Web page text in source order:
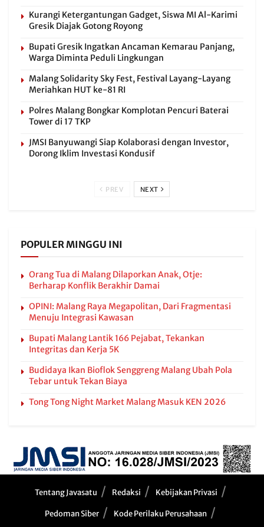
Kurangi Ketergantungan Gadget, Siswa MI Al-Karimi
Gresik Diajak Gotong Royong
Bupati Gresik Ingatkan Ancaman Kemarau Panjang,
Warga Diminta Peduli Lingkungan
Malang Solidarity Sky Fest, Festival Layang-Layang
Meriahkan HUT ke-81 RI
Polres Malang Bongkar Komplotan Pencuri Baterai
Tower di 17 TKP
JMSI Banyuwangi Siap Kolaborasi dengan Investor,
Dorong Iklim Investasi Kondusif
PREV NEXT
POPULER MINGGU INI
Orang Tua di Malang Dilaporkan Anak, Otje:
Berharap Konflik Berakhir Damai
OPINI: Malang Raya Megapolitan, Dari Fragmentasi
Menuju Integrasi Kawasan
Bupati Malang Lantik 166 Pejabat, Tekankan
Integritas dan Kerja 5K
Budidaya Ikan Bioflok Senggreng Malang Ubah Pola
Tebar untuk Tekan Biaya
Tong Tong Night Market Malang Masuk KEN 2026
Tentang Javasatu Redaksi Kebijakan Privasi
Pedoman Siber Kode Perilaku Perusahaan